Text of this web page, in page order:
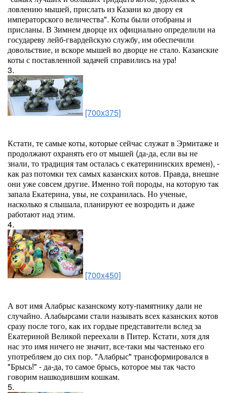
ловлению мышей, прислать из Казани ко двору ея
императорского величества". Коты были отобраны и
присланы. В Зимнем дворце их официально определили на
государеву лейб-гвардейскую службу, им обеспечили
довольствие, и вскоре мышей во дворце не стало. Казанские
коты с поставленной задачей справились на ура!
3.
[700x375]
Кстати, те самые коты, которые сейчас служат в Эрмитаже и
продолжают охранять его от мышей (да-да, если вы не
знали, то традиция там осталась с екатерининских времен), -
как раз потомки тех самых казанских котов. Правда, внешне
они уже совсем другие. Именно той породы, на которую так
запала Екатерина, увы, не сохранилась. Но ученые,
насколько я слышала, планируют ее возродить и даже
работают над этим.
4.
[700x450]
А вот имя Алабрыс казанскому коту-памятнику дали не
случайно. Алабырсами стали называть всех казанских котов
сразу после того, как их гордые представители вслед за
Екатериной Великой переехали в Питер. Кстати, хотя для
нас это имя ничего не значит, все-таки мы частенько его
употребляем до сих пор. "Алабрыс" трансформировался в
"Брысь!" - да-да, то самое брысь, которое мы так часто
говорим нашкодившим кошкам.
5.